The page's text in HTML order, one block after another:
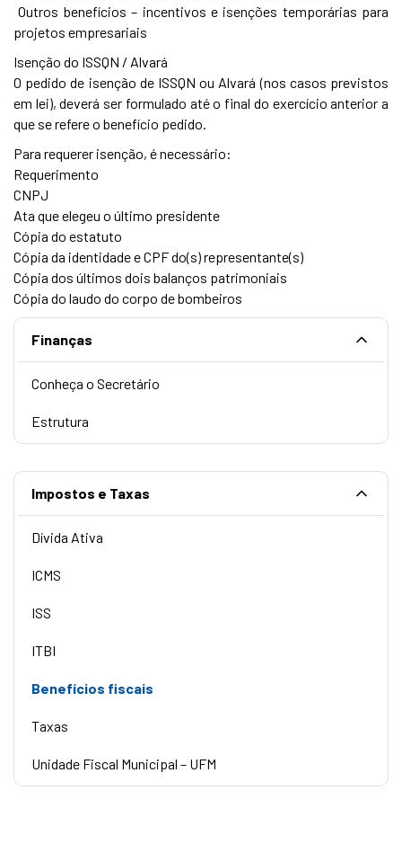
Outros benefícios – incentivos e isenções temporárias para
projetos empresariais
Isenção do ISSQN / Alvará
O pedido de isenção de ISSQN ou Alvará (nos casos previstos
em lei), deverá ser formulado até o final do exercício anterior a
que se refere o benefício pedido.
Para requerer isenção, é necessário:
Requerimento
CNPJ
Ata que elegeu o último presidente
Cópia do estatuto
Cópia da identidade e CPF do(s) representante(s)
Cópia dos últimos dois balanços patrimoniais
Cópia do laudo do corpo de bombeiros
Finanças
Conheça o Secretário
Estrutura
Impostos e Taxas
Dívida Ativa
ICMS
ISS
ITBI
Benefícios fiscais
Taxas
Unidade Fiscal Municipal – UFM